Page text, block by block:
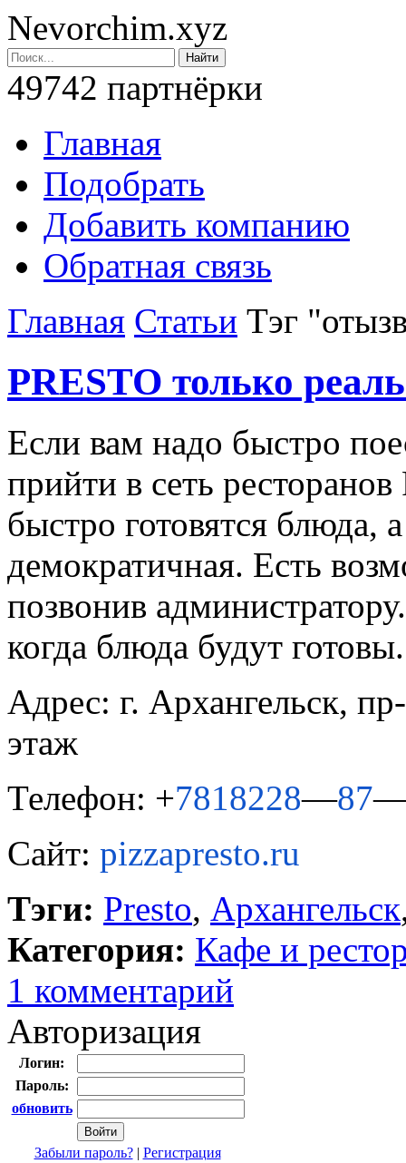
Nevorchim.xyz
49742 партнёрки
Главная
Подобрать
Добавить компанию
Обратная связь
Главная Статьи Тэг
PRESTO только
Если вам надо быстро
прийти в сеть
быстро готовятся блюда,
демократичная. Есть
позвонив
когда блюда будут готовы.
Адрес: г. Архангельск,
этаж
Телефон: +7818228—87
Сайт: pizzapresto.ru
Тэги: Presto, Архангельск
Категория: Кафе и
1 комментарий
Авторизация
Логин:
Пароль:
обновить
Забыли пароль?| Регистрация